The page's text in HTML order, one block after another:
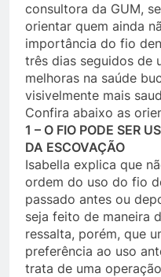
consultora da GUM,
orientar quem ainda
importância do fio
três dias seguidos de
melhoras na saúde
visivelmente mais
Confira abaixo as
1 – O FIO PODE SER
DA ESCOVAÇÃO
Isabella explica que
ordem do uso do fio
passado antes ou
seja feito de maneira
ressalta, porém, que
preferência ao uso
trata de uma